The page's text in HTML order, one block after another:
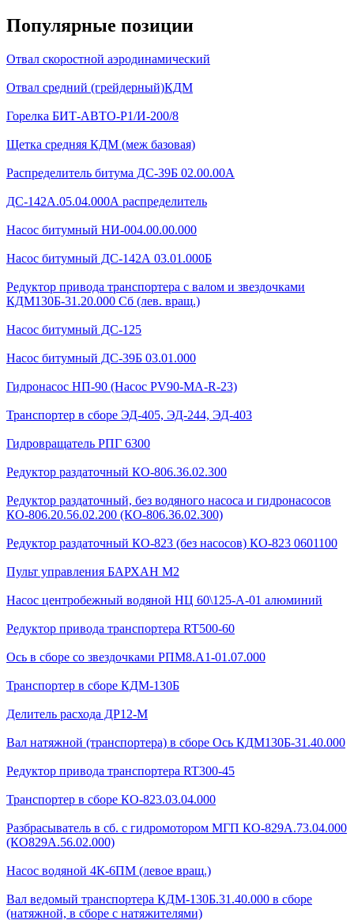
Популярные позиции
Отвал скоростной аэродинамический
Отвал средний (грейдерный)КДМ
Горелка БИТ-АВТО-Р1/И-200/8
Щетка средняя КДМ (меж базовая)
Распределитель битума ДС-39Б 02.00.00А
ДС-142А.05.04.000А распределитель
Насос битумный НИ-004.00.00.000
Насос битумный ДС-142А 03.01.000Б
Редуктор привода транспортера с валом и звездочками
КДМ130Б-31.20.000 Сб (лев. вращ.)
Насос битумный ДС-125
Насос битумный ДС-39Б 03.01.000
Гидронасос НП-90 (Насос PV90-MA-R-23)
Транспортер в сборе ЭД-405, ЭД-244, ЭД-403
Гидровращатель РПГ 6300
Редуктор раздаточный КО-806.36.02.300
Редуктор раздаточный, без водяного насоса и гидронасосов
КО-806.20.56.02.200 (КО-806.36.02.300)
Редуктор раздаточный КО-823 (без насосов) КО-823 0601100
Пульт управления БАРХАН М2
Насос центробежный водяной НЦ 60\125-А-01 алюминий
Редуктор привода транспортера RT500-60
Ось в сборе со звездочками РПМ8.А1-01.07.000
Транспортер в сборе КДМ-130Б
Делитель расхода ДР12-М
Вал натяжной (транспортера) в сборе Ось КДМ130Б-31.40.000
Редуктор привода транспортера RT300-45
Транспортер в сборе КО-823.03.04.000
Разбрасыватель в сб. с гидромотором МГП КО-829А.73.04.000
(КО829А.56.02.000)
Насос водяной 4К-6ПМ (левое вращ.)
Вал ведомый транспортера КДМ-130Б.31.40.000 в сборе
(натяжной, в сборе с натяжителями)